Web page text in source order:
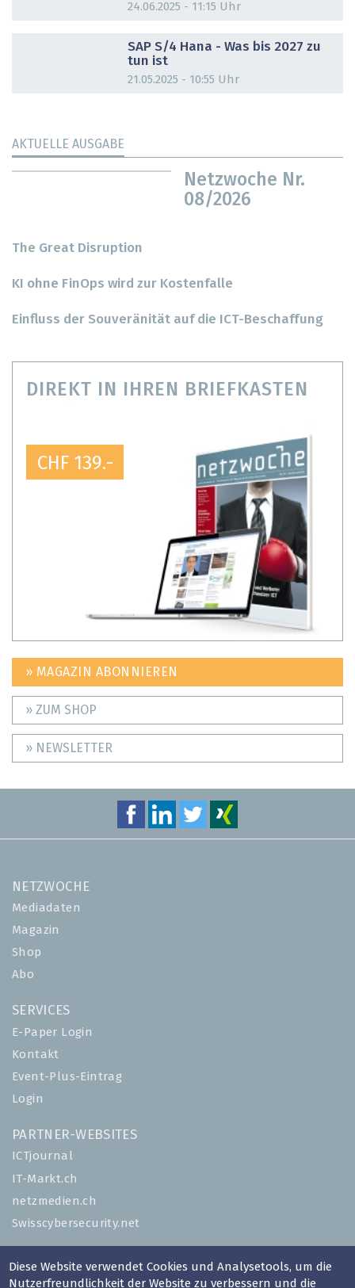
24.06.2025 - 11:15 Uhr
SAP S/4 Hana - Was bis 2027 zu
tun ist
21.05.2025 - 10:55 Uhr
AKTUELLE AUSGABE
Netzwoche Nr.
08/2026
The Great Disruption
KI ohne FinOps wird zur Kostenfalle
Einfluss der Souveränität auf die ICT-Beschaffung
DIREKT IN IHREN BRIEFKASTEN
CHF 139.-
» MAGAZIN ABONNIEREN
» ZUM SHOP
» NEWSLETTER
NETZWOCHE
Mediadaten
Magazin
Shop
Abo
SERVICES
E-Paper Login
Kontakt
Event-Plus-Eintrag
Login
PARTNER-WEBSITES
ICTjournal
IT-Markt.ch
netzmedien.ch
Swisscybersecurity.net
© NETZMEDIEN AG 2026
Impressum
Diese Website verwendet Cookies und Analysetools, um die
Nutzerfreundlichkeit der Website zu verbessern und die